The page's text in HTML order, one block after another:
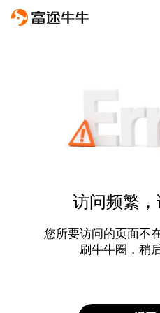
访问频繁
您所要访问的页面不
刷牛牛圈，稍